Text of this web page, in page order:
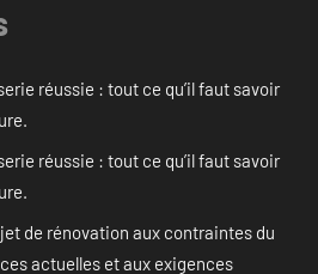
réussie : tout ce qu’il faut savoir
réussie : tout ce qu’il faut savoir
de rénovation aux contraintes du
actuelles et aux exigences